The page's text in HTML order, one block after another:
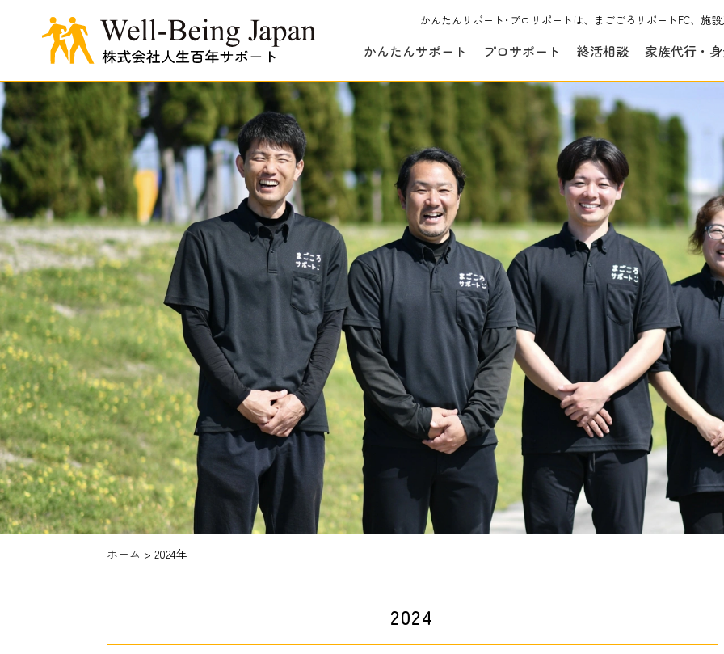
かんたんサポート プロサポート 終活相談 家族代行・
かんたんサポート･プロサポートは、まごごろサポートFC、施
ホーム > 2024年
2024